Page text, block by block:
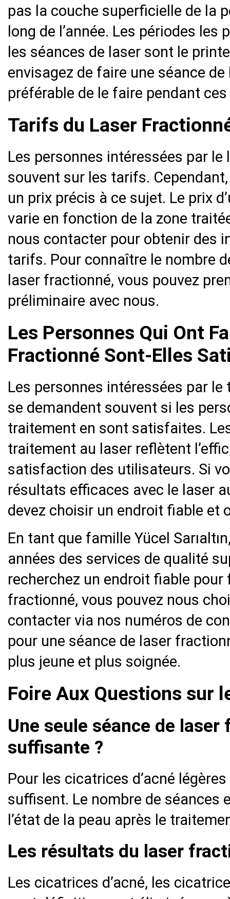
pas la couche superficielle de la
long de l’année. Les périodes
les séances de laser sont le
envisagez de faire une séance
préférable de le faire pendant
Tarifs du Laser
Les personnes intéressées par
souvent sur les tarifs.
un prix précis à ce sujet. Le prix
varie en fonction de la zone
nous contacter pour obtenir des
tarifs. Pour connaître le nombre
laser fractionné, vous pouvez
préliminaire avec nous.
Les Personnes Qui Ont
Fractionné Sont-Elles
Les personnes intéressées par
se demandent souvent si les
traitement en sont satisfaites.
traitement au laser reflètent
satisfaction des utilisateurs. Si
résultats efficaces avec le laser
devez choisir un endroit fiable et
En tant que famille Yücel
années des services de qualité
recherchez un endroit fiable pour
fractionné, vous pouvez nous
contacter via nos numéros de
pour une séance de laser
plus jeune et plus soignée.
Foire Aux Questions sur
Une seule séance de
suffisante ?
Pour les cicatrices d’acné
suffisent. Le nombre de séances
l’état de la peau après le
Les résultats du laser
Les cicatrices d’acné, les